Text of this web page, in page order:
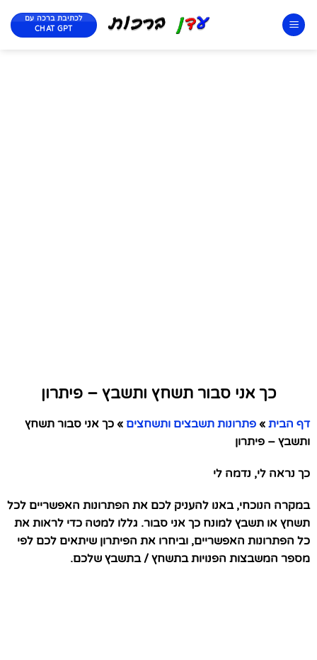
לכתיבת ברכה עם
CHAT GPT
כך אני סבור תשחץ ותשבץ – פיתרון
דף הבית » פתרונות תשבצים ותשחצים » כך אני סבור תשחץ
ותשבץ – פיתרון
כך נראה לי, נדמה לי
במקרה הנוכחי, באנו להעניק לכם את הפתרונות האפשריים לכל
תשחץ או תשבץ למונח כך אני סבור. גללו למטה כדי לראות את
כל הפתרונות האפשריים, וביחרו את הפיתרון שיתאים לכם לפי
מספר המשבצות הפנויות בתשחץ / בתשבץ שלכם.